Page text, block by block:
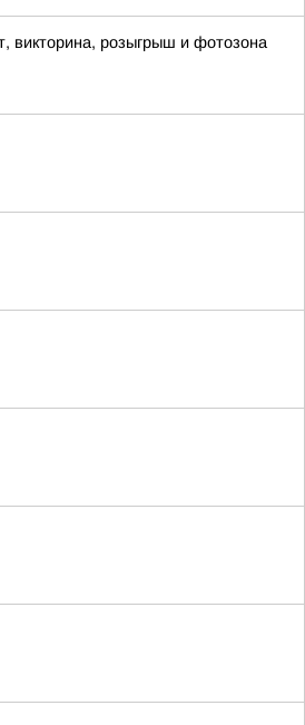
викторина, розыгрыш и фотозона